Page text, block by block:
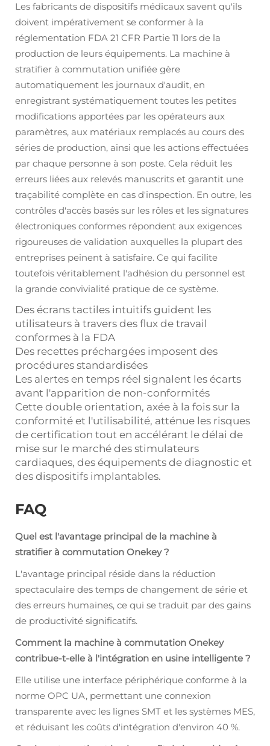
Les fabricants de dispositifs médicaux savent qu'ils
doivent impérativement se conformer à la
réglementation FDA 21 CFR Partie 11 lors de la
production de leurs équipements. La machine à
stratifier à commutation unifiée gère
automatiquement les journaux d'audit, en
enregistrant systématiquement toutes les petites
modifications apportées par les opérateurs aux
paramètres, aux matériaux remplacés au cours des
séries de production, ainsi que les actions effectuées
par chaque personne à son poste. Cela réduit les
erreurs liées aux relevés manuscrits et garantit une
traçabilité complète en cas d'inspection. En outre, les
contrôles d'accès basés sur les rôles et les signatures
électroniques conformes répondent aux exigences
rigoureuses de validation auxquelles la plupart des
entreprises peinent à satisfaire. Ce qui facilite
toutefois véritablement l'adhésion du personnel est
la grande convivialité pratique de ce système.
Des écrans tactiles intuitifs guident les
utilisateurs à travers des flux de travail
conformes à la FDA
Des recettes préchargées imposent des
procédures standardisées
Les alertes en temps réel signalent les écarts
avant l'apparition de non-conformités
Cette double orientation, axée à la fois sur la
conformité et l'utilisabilité, atténue les risques
de certification tout en accélérant le délai de
mise sur le marché des stimulateurs
cardiaques, des équipements de diagnostic et
des dispositifs implantables.
FAQ
Quel est l'avantage principal de la machine à
stratifier à commutation Onekey ?
L'avantage principal réside dans la réduction
spectaculaire des temps de changement de série et
des erreurs humaines, ce qui se traduit par des gains
de productivité significatifs.
Comment la machine à commutation Onekey
contribue-t-elle à l'intégration en usine intelligente ?
Elle utilise une interface périphérique conforme à la
norme OPC UA, permettant une connexion
transparente avec les lignes SMT et les systèmes MES,
et réduisant les coûts d'intégration d'environ 40 %.